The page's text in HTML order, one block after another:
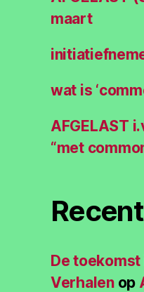
maart
wat is
AFGELAST
“met
De toekomst
Verhalenop